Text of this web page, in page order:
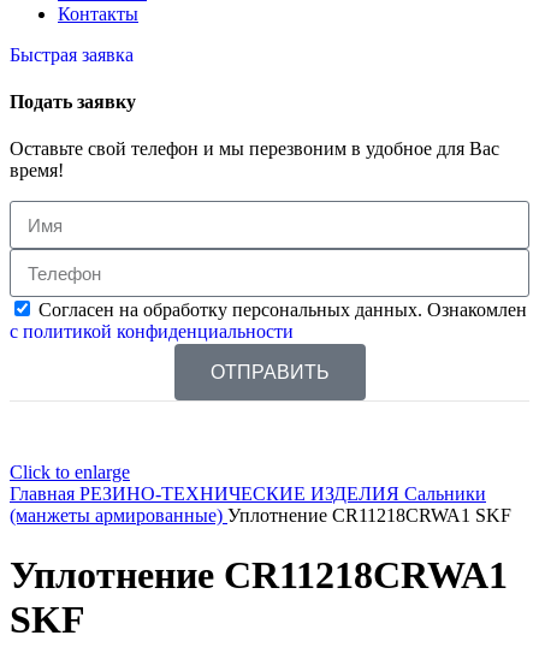
Контакты
Быстрая заявка
Подать заявку
Оставьте свой телефон и мы перезвоним в удобное для Вас
время!
Согласен на обработку персональных данных. Ознакомлен
с политикой конфиденциальности
ОТПРАВИТЬ
Click to enlarge
Главная РЕЗИНО-ТЕХНИЧЕСКИЕ ИЗДЕЛИЯ Сальники
(манжеты армированные) Уплотнение CR11218CRWA1 SKF
Уплотнение CR11218CRWA1
SKF